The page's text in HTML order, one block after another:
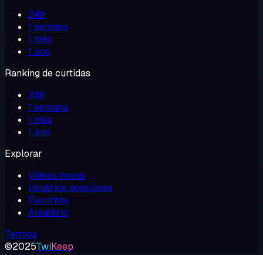
24h
1 semana
1 mês
1 ano
Ranking de curtidas
24h
1 semana
1 mês
1 ano
Explorar
Vídeos novos
Usuários populares
Favoritos
Aleatório
Termos
©2025TwiKeep